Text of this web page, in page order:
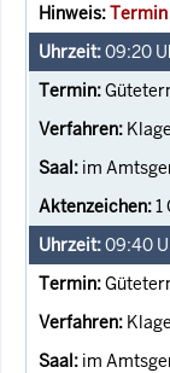
Termin
09:20
im
1
09:40
im